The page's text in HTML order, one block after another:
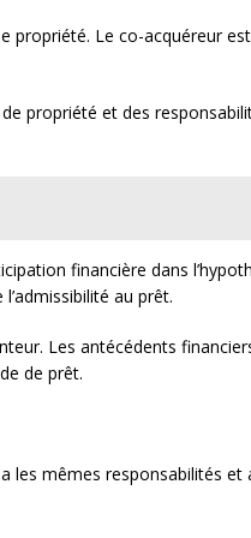
propriété. Le co-acquéreur
propriété et des
financière dans
au prêt.
Les antécédents
de prêt.
les mêmes responsabilités et